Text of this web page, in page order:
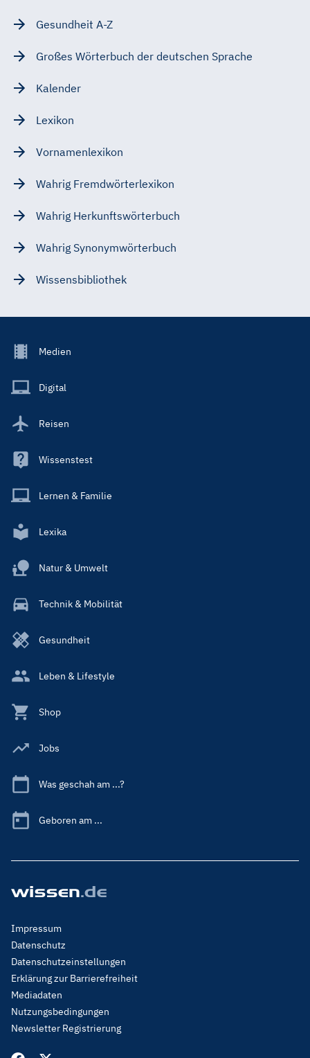
Gesundheit A-Z
Großes Wörterbuch der deutschen Sprache
Kalender
Lexikon
Vornamenlexikon
Wahrig Fremdwörterlexikon
Wahrig Herkunftswörterbuch
Wahrig Synonymwörterbuch
Wissensbibliothek
Footer
Main
Medien
Digital
Reisen
Wissenstest
Lernen & Familie
Lexika
Natur & Umwelt
Technik & Mobilität
Gesundheit
Leben & Lifestyle
Shop
Jobs
Was geschah am ...?
Geboren am ...
Footer
Menu
Legal
Impressum
Datenschutz
Datenschutzeinstellungen
Erklärung zur Barrierefreiheit
Mediadaten
Nutzungsbedingungen
Newsletter Registrierung